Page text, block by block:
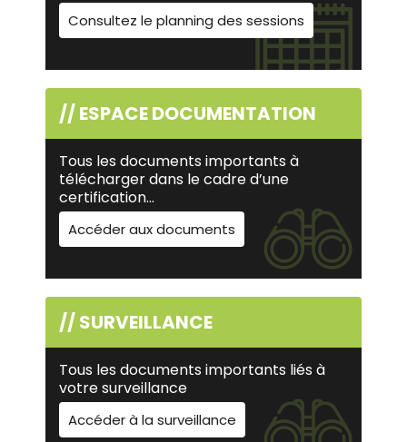
Consultez le planning des sessions
// ESPACE DOCUMENTATION
Tous les documents importants à
télécharger dans le cadre d’une
certification…
Accéder aux documents
// SURVEILLANCE
Tous les documents importants liés à
votre surveillance
Accéder à la surveillance